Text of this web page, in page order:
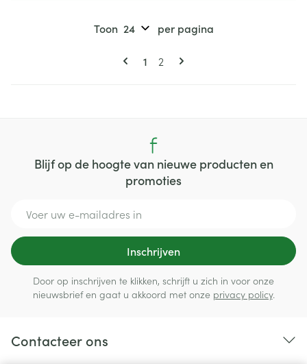
Pagina's
U lees momenteel pagina
1 Pagina
2
Toon per pagina
Blijf op de hoogte van nieuwe producten en
promoties
Inschrijven
Door op inschrijven te klikken, schrijft u zich in voor onze
nieuwsbrief en gaat u akkoord met onze privacy policy.
Contacteer ons